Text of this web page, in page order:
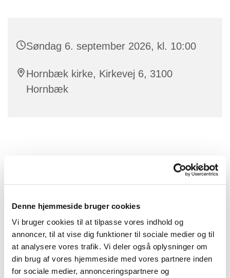
Denne hjemmeside bruger cookies
Vi bruger cookies til at tilpasse vores indhold og
annoncer, til at vise dig funktioner til sociale medier og til
at analysere vores trafik. Vi deler også oplysninger om
din brug af vores hjemmeside med vores partnere inden
for sociale medier, annonceringspartnere og
Søndag 6. september 2026, kl. 10:00
Hornbæk kirke, Kirkevej 6, 3100
Hornbæk